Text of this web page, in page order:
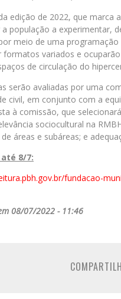
edição de 2022, que marca
a população a experimentar,
meio de uma
formatos variados e
de circulação do
serão avaliadas por uma
civil, em conjunto com a
à comissão, que
sociocultural na
áreas e subáreas; e
8/7:
fundacao-
08/07/2022 - 11:46